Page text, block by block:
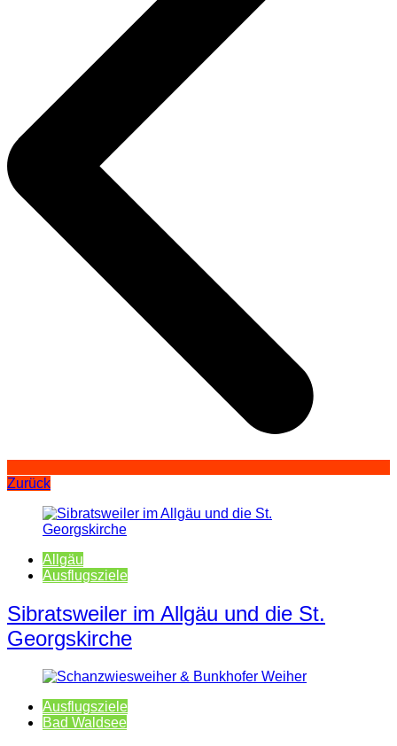
Zurück
Allgäu
Ausflugsziele
Sibratsweiler im Allgäu und die St.
Georgskirche
Ausflugsziele
Bad Waldsee